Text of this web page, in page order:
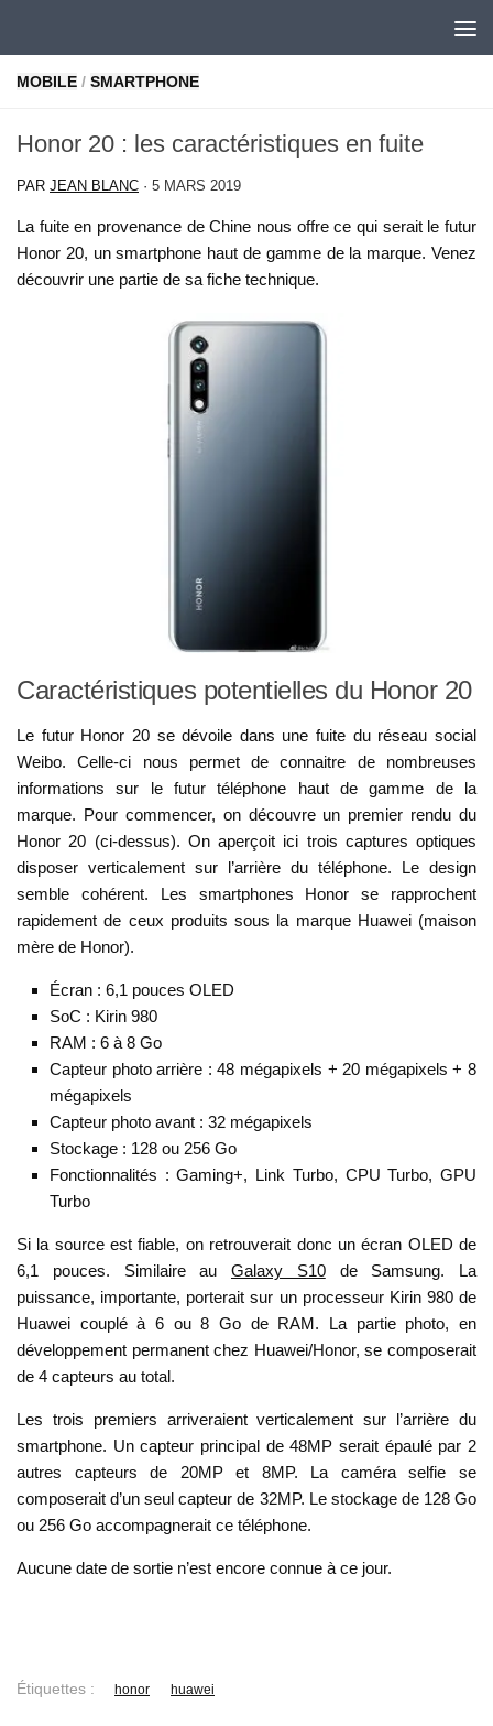
MOBILE / SMARTPHONE
Honor 20 : les caractéristiques en fuite
PAR JEAN BLANC · 5 MARS 2019
La fuite en provenance de Chine nous offre ce qui serait le futur
Honor 20, un smartphone haut de gamme de la marque. Venez
découvrir une partie de sa fiche technique.
Caractéristiques potentielles du Honor 20
Le futur Honor 20 se dévoile dans une fuite du réseau social
Weibo. Celle-ci nous permet de connaitre de nombreuses
informations sur le futur téléphone haut de gamme de la
marque. Pour commencer, on découvre un premier rendu du
Honor 20 (ci-dessus). On aperçoit ici trois captures optiques
disposer verticalement sur l’arrière du téléphone. Le design
semble cohérent. Les smartphones Honor se rapprochent
rapidement de ceux produits sous la marque Huawei (maison
mère de Honor).
Écran : 6,1 pouces OLED
SoC : Kirin 980
RAM : 6 à 8 Go
Capteur photo arrière : 48 mégapixels + 20 mégapixels + 8
mégapixels
Capteur photo avant : 32 mégapixels
Stockage : 128 ou 256 Go
Fonctionnalités : Gaming+, Link Turbo, CPU Turbo, GPU
Turbo
Si la source est fiable, on retrouverait donc un écran OLED de
6,1 pouces. Similaire au Galaxy S10de Samsung. La
puissance, importante, porterait sur un processeur Kirin 980 de
Huawei couplé à 6 ou 8 Go de RAM. La partie photo, en
développement permanent chez Huawei/Honor, se composerait
de 4 capteurs au total.
Les trois premiers arriveraient verticalement sur l’arrière du
smartphone. Un capteur principal de 48MP serait épaulé par 2
autres capteurs de 20MP et 8MP. La caméra selfie se
composerait d’un seul capteur de 32MP. Le stockage de 128 Go
ou 256 Go accompagnerait ce téléphone.
Aucune date de sortie n’est encore connue à ce jour.
Étiquettes : honor huawei